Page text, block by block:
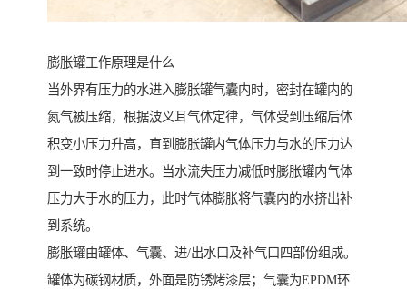
膨胀罐工作原理是什么
当外界有压力的水进入膨胀罐气囊内时，密封在罐内的
氮气被压缩，根据波义耳气体定律，气体受到压缩后体
积变小压力升高，直到膨胀罐内气体压力与水的压力达
到一致时停止进水。当水流失压力减低时膨胀罐内气体
压力大于水的压力，此时气体膨胀将气囊内的水挤出补
到系统。
膨胀罐由罐体、气囊、进/出水口及补气口四部份组成。
罐体为碳钢材质，外面是防锈烤漆层；气囊为EPDM环